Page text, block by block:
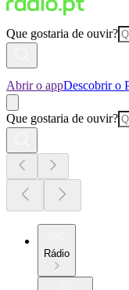
Que gostaria de ouvir?
Abrir o appDescobrir o
Que gostaria de ouvir?
Rádio